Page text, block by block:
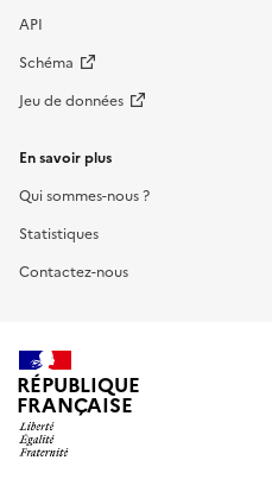
API
Schéma
Jeu de données
En savoir plus
Qui sommes-nous ?
Statistiques
Contactez-nous
RÉPUBLIQUE
FRANÇAISE